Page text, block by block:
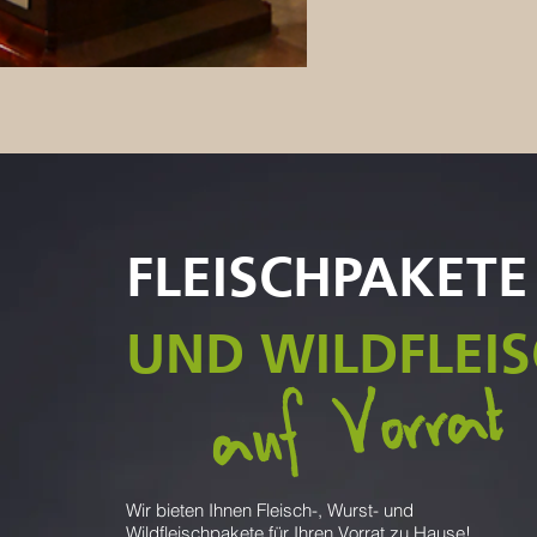
auf Vorrat
FLEISCHPAKETE
UND
Wir bieten Ihnen Fleisch-, Wurst- und